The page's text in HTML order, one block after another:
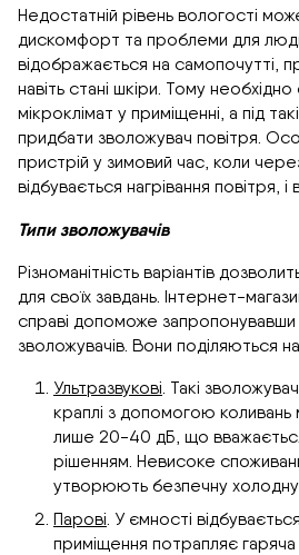
Недостатній рівень вологості
дискомфорт та проблеми для
відображається на самопочутті,
навіть стані шкіри. Тому
мікроклімат у приміщенні, а під
придбати зволожувач повітря.
пристрій у зимовий час, коли
відбувається нагрівання повітря, і
Типи зволожувачів
Різноманітність варіантів
для своїх завдань. Інтернет-
справі допоможе
зволожувачів. Вони поділяються на
Ультразвукові . Такі
краплі з допомогою
лише 20-40 дБ, що
рішенням. Невисоке
утворюють безпечну
Парові . У ємності
приміщення потрапляє гаряча